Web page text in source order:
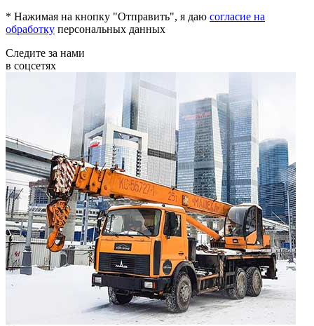
* Нажимая на кнопку "Отправить", я даю согласие на
обработку персональных данных
Следите за нами
в соцсетях